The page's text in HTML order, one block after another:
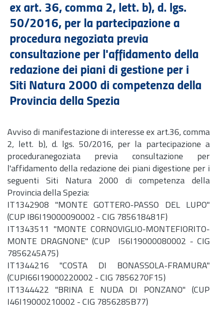
ex art. 36, comma 2, lett. b), d. lgs.
50/2016, per la partecipazione a
procedura negoziata previa
consultazione per l'affidamento della
redazione dei piani di gestione per i
Siti Natura 2000 di competenza della
Provincia della Spezia
Avviso di manifestazione di interesse ex art.36, comma
2, lett. b), d. lgs. 50/2016, per la partecipazione a
proceduranegoziata previa consultazione per
l'affidamento della redazione dei piani digestione per i
seguenti Siti Natura 2000 di competenza della
Provincia della Spezia:
IT1342908 "MONTE GOTTERO-PASSO DEL LUPO"
(CUP I86I19000090002 - CIG 785618481F)
IT1343511 "MONTE CORNOVIGLIO-MONTEFIORITO-
MONTE DRAGNONE" (CUP I56I19000080002 - CIG
7856245A75)
IT1344216 "COSTA DI BONASSOLA-FRAMURA"
(CUPI66I19000220002 - CIG 7856270F15)
IT1344422 "BRINA E NUDA DI PONZANO" (CUP
I46I19000210002 - CIG 7856285B77)